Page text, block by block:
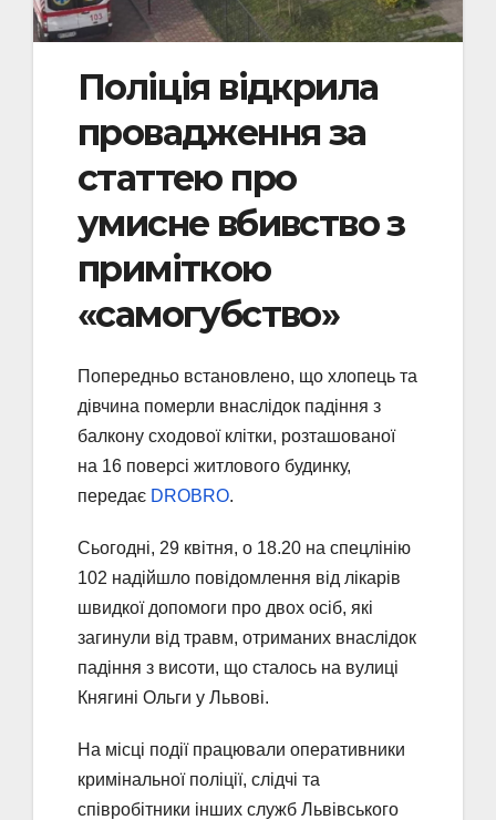
Поліція відкрила
провадження за
статтею про
умисне вбивство з
приміткою
«самогубство»
Попередньо встановлено, що хлопець та
дівчина померли внаслідок падіння з
балкону сходової клітки, розташованої
на 16 поверсі житлового будинку,
передає DROBRO.
Сьогодні, 29 квітня, о 18.20 на спецлінію
102 надійшло повідомлення від лікарів
швидкої допомоги про двох осіб, які
загинули від травм, отриманих внаслідок
падіння з висоти, що сталось на вулиці
Княгині Ольги у Львові.
На місці події працювали оперативники
кримінальної поліції, слідчі та
співробітники інших служб Львівського